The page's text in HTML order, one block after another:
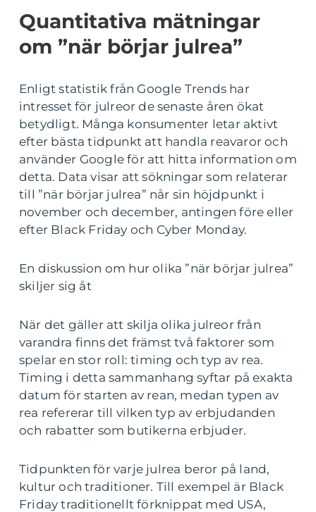
Quantitativa mätningar
om ”när börjar julrea”
Enligt statistik från Google Trends har
intresset för julreor de senaste åren ökat
betydligt. Många konsumenter letar aktivt
efter bästa tidpunkt att handla reavaror och
använder Google för att hitta information om
detta. Data visar att sökningar som relaterar
till ”när börjar julrea” når sin höjdpunkt i
november och december, antingen före eller
efter Black Friday och Cyber Monday.
En diskussion om hur olika ”när börjar julrea”
skiljer sig åt
När det gäller att skilja olika julreor från
varandra finns det främst två faktorer som
spelar en stor roll: timing och typ av rea.
Timing i detta sammanhang syftar på exakta
datum för starten av rean, medan typen av
rea refererar till vilken typ av erbjudanden
och rabatter som butikerna erbjuder.
Tidpunkten för varje julrea beror på land,
kultur och traditioner. Till exempel är Black
Friday traditionellt förknippat med USA,